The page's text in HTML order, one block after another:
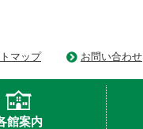
マップ お問い合わせ
館案内